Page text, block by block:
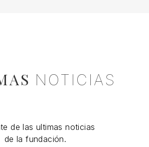
NOTICIAS
de las ultimas noticias
de la fundación.